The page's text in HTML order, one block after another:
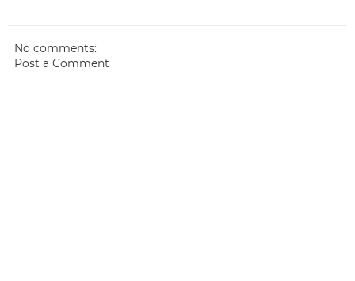
No comments:
Post a Comment